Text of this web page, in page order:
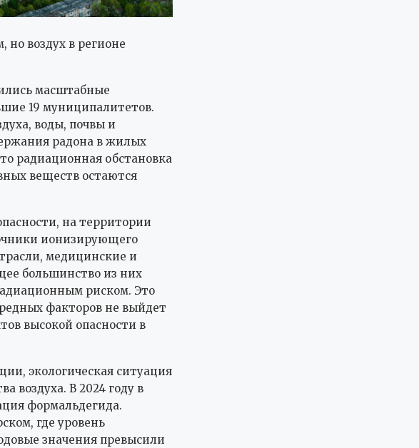
воздух в регионе
масштабные
19 муниципалитетов.
воды, почвы и
радона в жилых
радиационная обстановка
веществ остаются
на территории
ионизирующего
медицинские и
большинство из них
риском. Это
факторов не выйдет
высокой опасности в
экологическая ситуация
воздуха. В 2024 году в
формальдегида.
где уровень
значения превысили